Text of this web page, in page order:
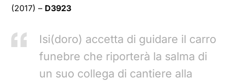
(2017) – D3923
Isi(doro) accetta di guidare il carro
funebre che riporterà la salma di
un suo collega di cantiere alla